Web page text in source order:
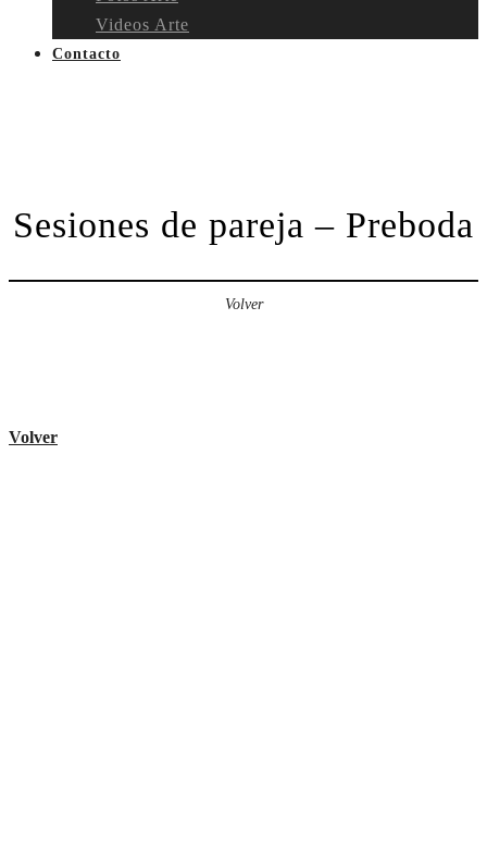
Videos Arte
Contacto
Sesiones de pareja – Preboda
Volver
Volver